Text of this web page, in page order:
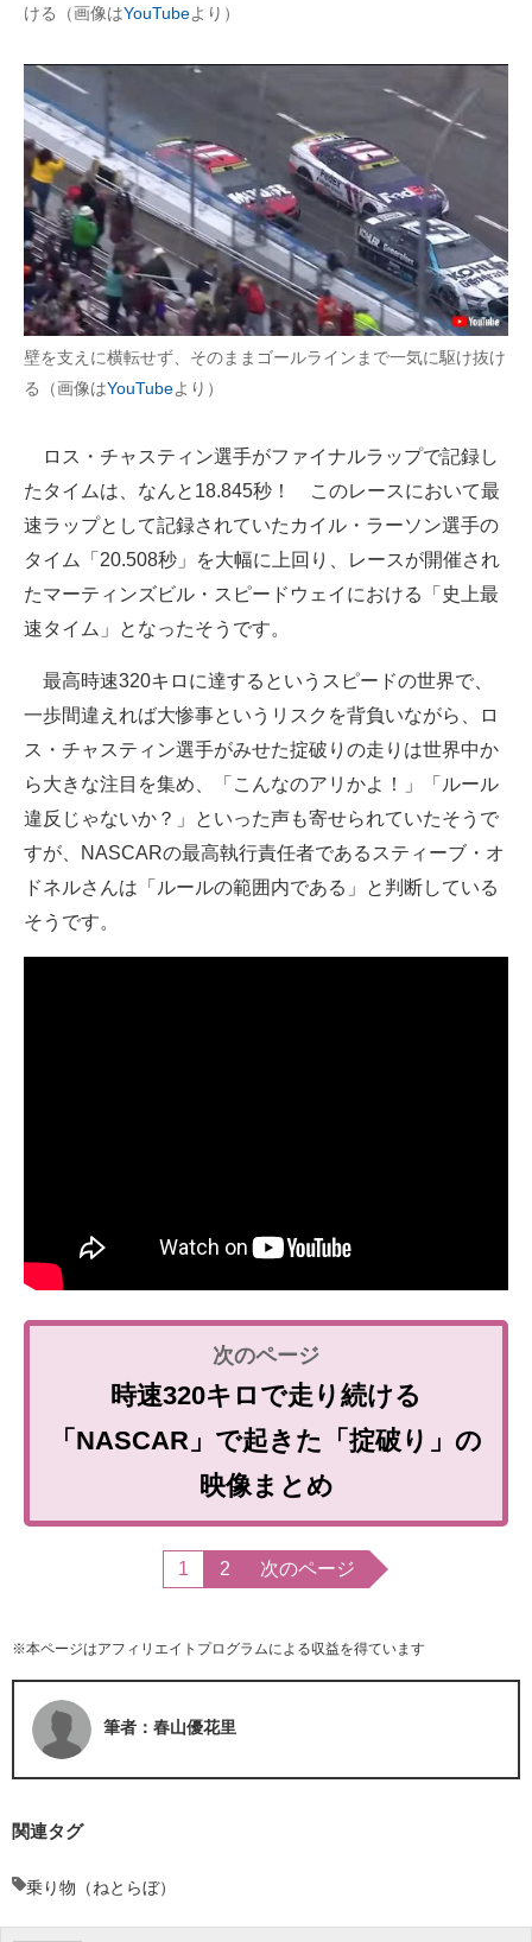
ける（画像はYouTubeより）
壁を支えに横転せず、そのままゴールラインまで一気に駆け抜け
る（画像はYouTubeより）
ロス・チャスティン選手がファイナルラップで記録し
たタイムは、なんと18.845秒！ このレースにおいて最
速ラップとして記録されていたカイル・ラーソン選手の
タイム「20.508秒」を大幅に上回り、レースが開催され
たマーティンズビル・スピードウェイにおける「史上最
速タイム」となったそうです。
最高時速320キロに達するというスピードの世界で、
一歩間違えれば大惨事というリスクを背負いながら、ロ
ス・チャスティン選手がみせた掟破りの走りは世界中か
ら大きな注目を集め、「こんなのアリかよ！」「ルール
違反じゃないか？」といった声も寄せられていたそうで
すが、NASCARの最高執行責任者であるスティーブ・オ
ドネルさんは「ルールの範囲内である」と判断している
そうです。
時速320キロで走り続ける
「NASCAR」で起きた「掟破り」の
映像まとめ
1 2 次のページ
※本ページはアフィリエイトプログラムによる収益を得ています
筆者：春山優花里
関連タグ
乗り物（ねとらぼ）